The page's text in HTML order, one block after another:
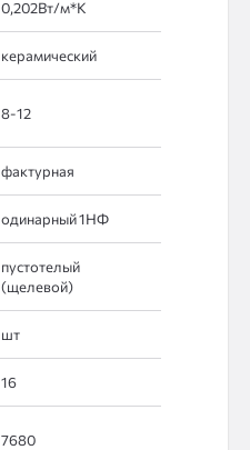
0,202Вт/м*К
керамический
8-12
фактурная
одинарный 1НФ
пустотелый
(щелевой)
шт
16
7680